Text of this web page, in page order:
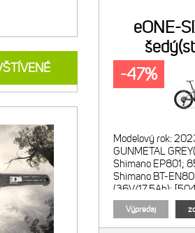
eONE-
Modelový rok:
GUNMETAL
Shimano EP801;
Shimano BT-
(36V/17.5Ah);
XS] Displej:
Výpredaj
-47%